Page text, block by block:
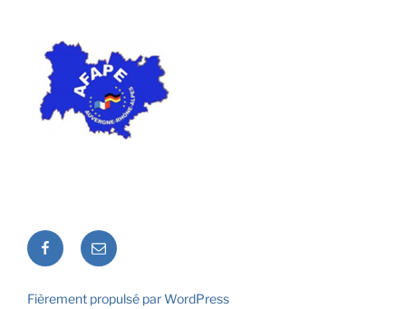
Facebook
E-
mail
Fièrement propulsé par WordPress